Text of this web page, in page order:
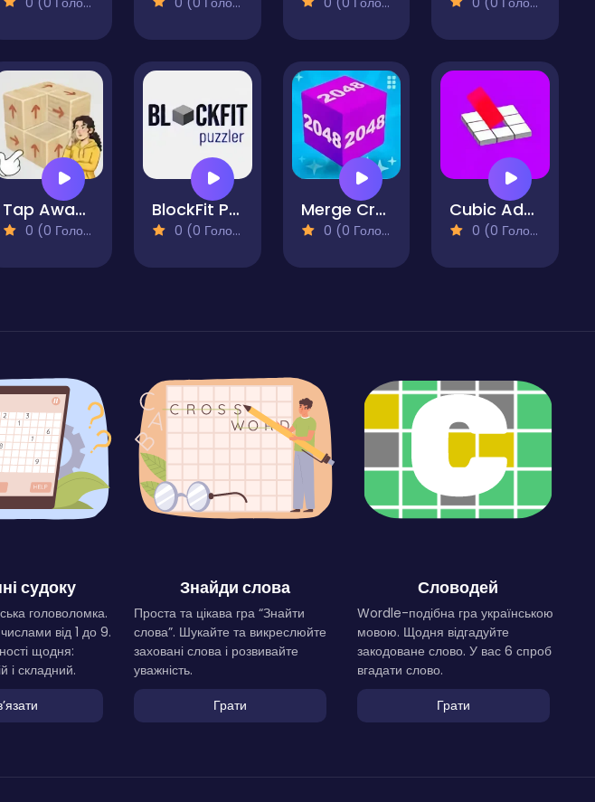
Tap Away Block Puzzle 3D
0 (0 Голосів)
BlockFit Puzzler
0 (0 Голосів)
Merge Craft 2048 3D Puzzle
0 (0 Голосів)
Cubic Adventure Don't Fall
0 (0 Голосів)
судоку
головоломка.
числами від 1 до 9.
щодня:
і складний.
Знайди слова
Проста та цікава гра “Знайти
слова”. Шукайте та викреслюйте
заховані слова і розвивайте
уважність.
Грати
Словодей
Wordle-подібна гра українською
мовою. Щодня відгадуйте
закодоване слово. У вас 6 спроб
вгадати слово.
Грати